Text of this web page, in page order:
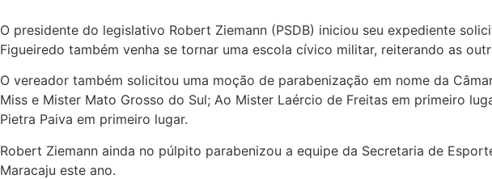
O presidente do legislativo Robert Ziemann (PSDB) iniciou seu expediente
Figueiredo também venha se tornar uma escola cívico militar, reiterando as
O vereador também solicitou uma moção de parabenização em nome da
Miss e Mister Mato Grosso do Sul; Ao Mister Laércio de Freitas em primeiro
Pietra Paiva em primeiro lugar.
Robert Ziemann ainda no púlpito parabenizou a equipe da Secretaria de
Maracaju este ano.